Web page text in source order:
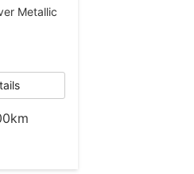
Metallic